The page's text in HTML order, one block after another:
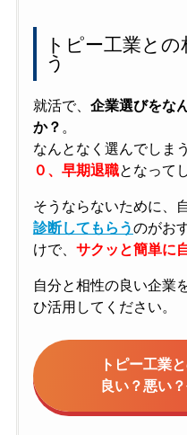
トピー工業と
う
就活で、 企業選びをな
か？ 。
なんとなく選んでしま
０、早期退職となって
そうならないために、
診断してもらうのがお
けで、 サクッと簡単に
自分と相性の良い企業
ひ活用してください。
トピー工業
良い？悪い